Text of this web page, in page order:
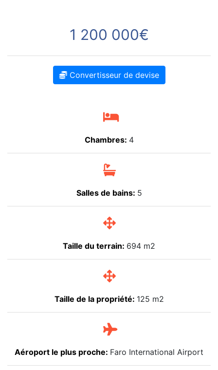
1 200 000€
Convertisseur de devise
Chambres: 4
Salles de bains: 5
Taille du terrain: 694 m2
Taille de la propriété: 125 m2
Aéroport le plus proche: Faro International Airport